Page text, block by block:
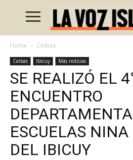
Home Ceibas
Ceibas Ibicuy Más noticias
SE REALIZÓ EL
ENCUENTRO
ESCUELAS NINA
DEL IBICUY